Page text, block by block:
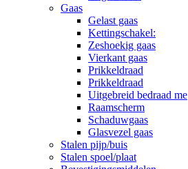
Gaas
Gelast gaas
Kettingschakel:
Zeshoekig gaas
Vierkant gaas
Prikkeldraad
Prikkeldraad
Uitgebreid bedraad me
Raamscherm
Schaduwgaas
Glasvezel gaas
Stalen pijp/buis
Stalen spoel/plaat